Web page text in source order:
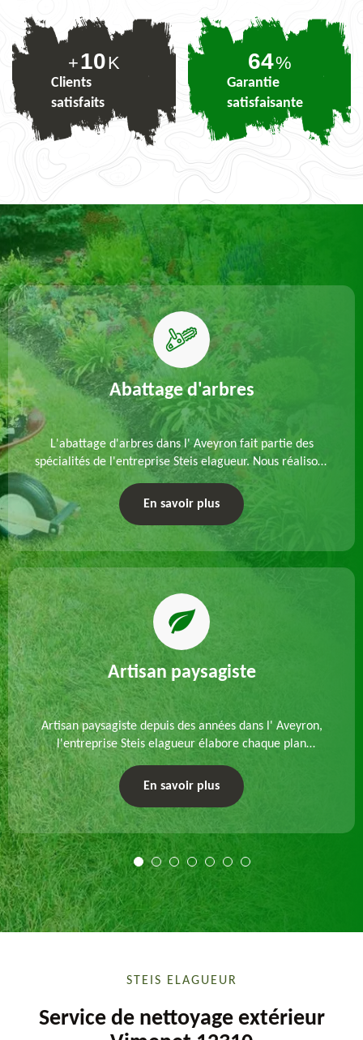
+10K
Clients
satisfaits
78%
Garantie
satisfaisante
Abattage d'arbres
L'abattage d'arbres dans l' Aveyron fait partie des
spécialités de l'entreprise Steis elagueur. Nous réalisons
un abattage direct ou par démontage, tenant compte
des particularités du site et des végétaux.
En savoir plus
Artisan paysagiste
Artisan paysagiste depuis des années dans l' Aveyron,
l'entreprise Steis elagueur élabore chaque plan
d'aménagement paysager et exécute les travaux
afférents. Devis gratuit et sur mesure.
En savoir plus
STEIS ELAGUEUR
Service de nettoyage extérieur